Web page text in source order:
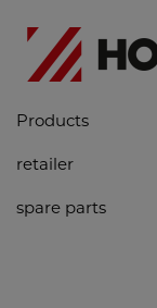
Products
retailer
spare parts